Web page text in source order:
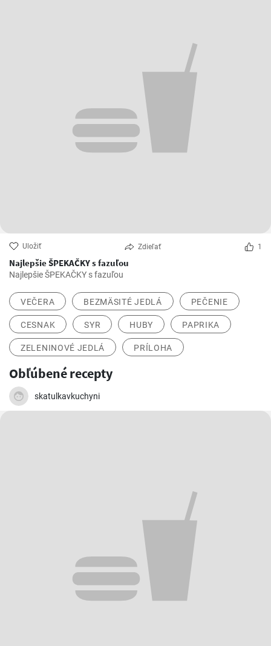
Uložiť Zdieľať 1
Najlepšie ŠPEKAČKY s fazuľou
Najlepšie ŠPEKAČKY s fazuľou
VEČERA BEZMÄSITÉ JEDLÁ PEČENIE
CESNAK SYR HUBY PAPRIKA
ZELENINOVÉ JEDLÁ PRÍLOHA
Obľúbené recepty
skatulkavkuchyni